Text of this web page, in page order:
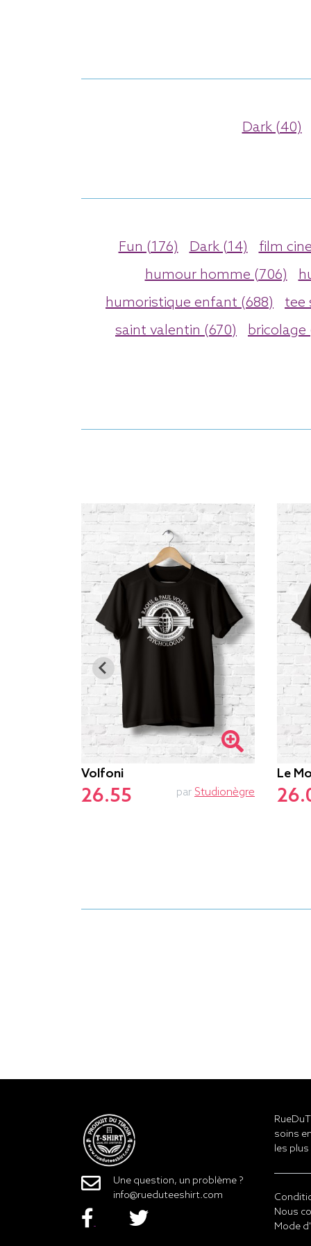
Dark (40)
Fun (176) Dark (14)
film
humour homme (706)
humoristique enfant (688)
tee
saint valentin (670)
bricolage
Volfoni
26.55 par Studionègre
Le
Une question, un problème ?
info@rueduteeshirt.com
soins
les
Nous
Mode